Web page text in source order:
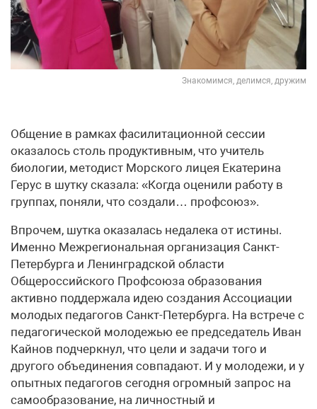
Знакомимся, делимся, дружим
Общение в рамках фасилитационной сессии
оказалось столь продуктивным, что учитель
биологии, методист Морского лицея Екатерина
Герус в шутку сказала: «Когда оценили работу в
группах, поняли, что создали… профсоюз».
Впрочем, шутка оказалась недалека от истины.
Именно Межрегиональная организация Санкт-
Петербурга и Ленинградской области
Общероссийского Профсоюза образования
активно поддержала идею создания Ассоциации
молодых педагогов Санкт-Петербурга. На встрече с
педагогической молодежью ее председатель Иван
Кайнов подчеркнул, что цели и задачи того и
другого объединения совпадают. И у молодежи, и у
опытных педагогов сегодня огромный запрос на
самообразование, на личностный и